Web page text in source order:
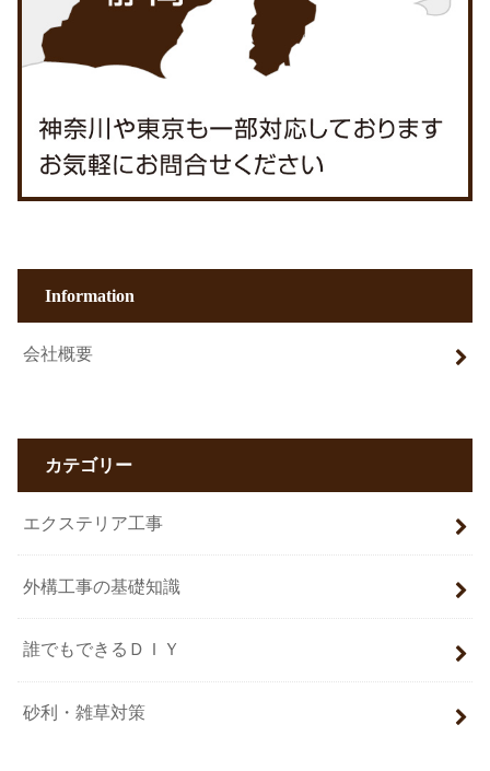
Information
会社概要
カテゴリー
エクステリア工事
外構工事の基礎知識
誰でもできるＤＩＹ
砂利・雑草対策